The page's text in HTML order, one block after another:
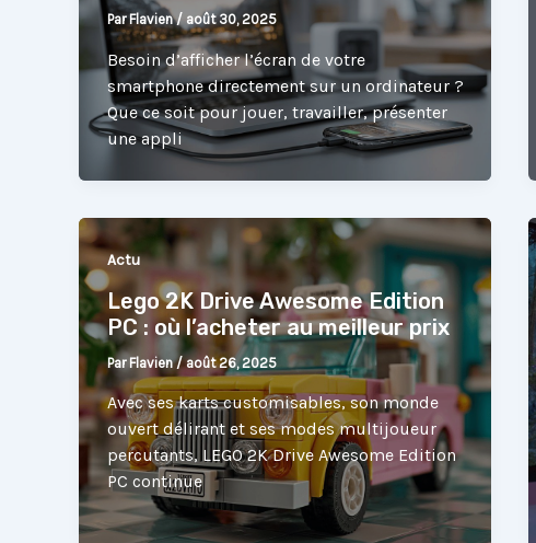
ParFlavien/ août 30, 2025
Besoin d’afficher l’écran de votre
smartphone directement sur un ordinateur ?
Que ce soit pour jouer, travailler, présenter
une appli
Actu
Lego 2K Drive Awesome Edition
PC : où l’acheter au meilleur prix
Par Flavien/ août 26, 2025
Avec ses karts customisables, son monde
ouvert délirant et ses modes multijoueur
percutants, LEGO 2K Drive Awesome Edition
PC continue